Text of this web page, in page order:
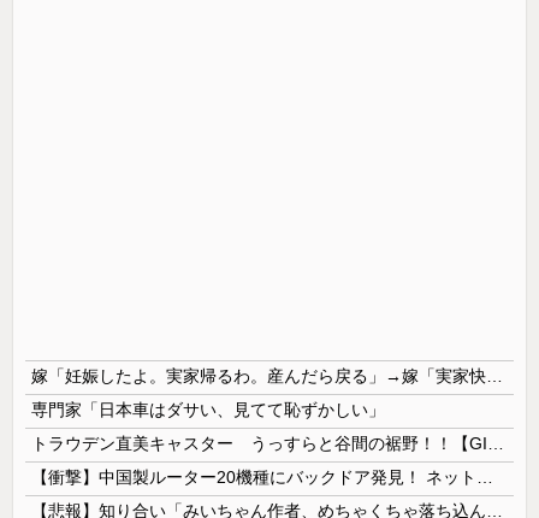
専門家「日本車はダサい、見てて恥ずかしい」